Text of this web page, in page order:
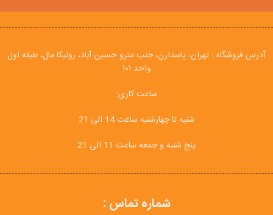
آدرس فروشگاه : تهران، پاسدارن، جنب مترو حسین آباد، رونیکا مال، طبقه اول
واحد ۱۰۱
ساعت کاری:
شنبه تا چهارشنبه ساعت 14 الی 21
پنج شنبه و جمعه ساعت 11 الی 21
شماره تماس :